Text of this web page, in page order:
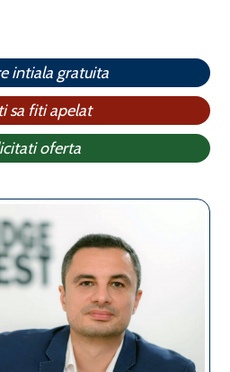
intiala gratuita
sa fiti apelat
oferta